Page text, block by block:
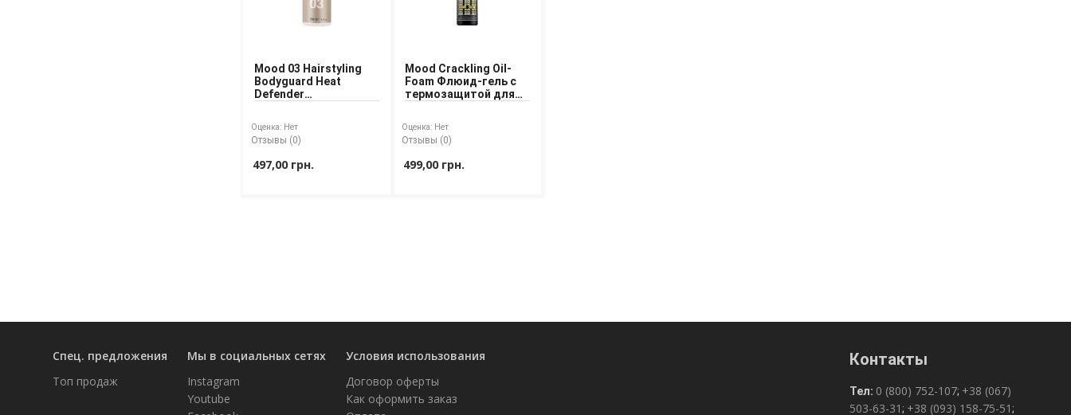
Mood 03 Hairstyling
Bodyguard Heat
Defender
Оценка: Нет
Отзывы (0)
497,00 грн.
Mood Crackling Oil-
Foam Флюид-гель с
термозащитой для
Оценка: Нет
Отзывы (0)
499,00 грн.
Спец. предложения
Топ продаж
Мы в социальных сетях
Instagram
Youtube
Условия использования
Договор оферты
Как оформить заказ
Контакты
Тел: 0 (800) 752-107; +38 (067)
503-63-31; +38 (093) 158-75-51;